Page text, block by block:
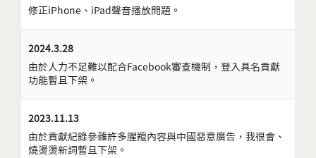
修正iPhone、iPad聲音播放問題。
2024.3.28
由於人力不足難以配合Facebook審查機制，登入具名貢獻
功能暫且下架。
2023.11.13
由於貢獻紀錄參雜許多腥羶內容與中國惡意廣告，我很會、
燒燙燙新詞暫且下架。